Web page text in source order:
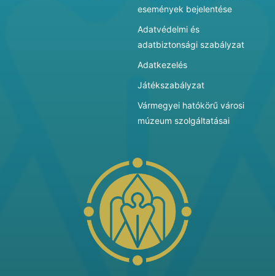
események bejelentése
Adatvédelmi és
adatbiztonsági szabályzat
Adatkezelés
Játékszabályzat
Vármegyei hatókörű városi
múzeum szolgáltatásai